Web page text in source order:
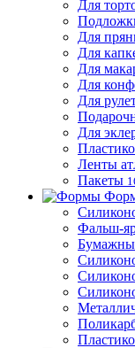
Для
Для
Для
Для
Для
Для
Для
Ленты
Пакеты
Фальш-